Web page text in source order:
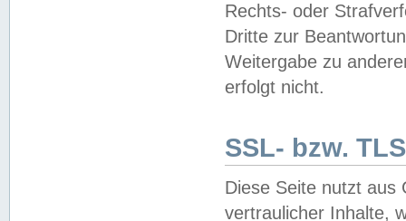
Rechts- oder
Dritte zur
Weitergabe zu
erfolgt nicht.
SSL- bzw.
Diese Seite nutzt aus
vertraulicher Inhalte,